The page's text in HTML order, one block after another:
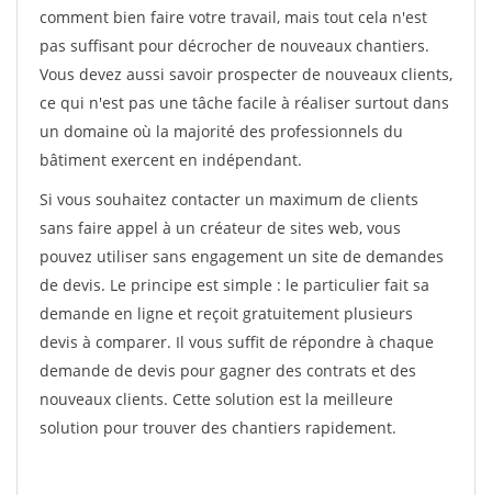
comment bien faire votre travail, mais tout cela n'est
pas suffisant pour décrocher de nouveaux chantiers.
Vous devez aussi savoir prospecter de nouveaux clients,
ce qui n'est pas une tâche facile à réaliser surtout dans
un domaine où la majorité des professionnels du
bâtiment exercent en indépendant.
Si vous souhaitez contacter un maximum de clients
sans faire appel à un créateur de sites web, vous
pouvez utiliser sans engagement un site de demandes
de devis. Le principe est simple : le particulier fait sa
demande en ligne et reçoit gratuitement plusieurs
devis à comparer. Il vous suffit de répondre à chaque
demande de devis pour gagner des contrats et des
nouveaux clients. Cette solution est la meilleure
solution pour trouver des chantiers rapidement.